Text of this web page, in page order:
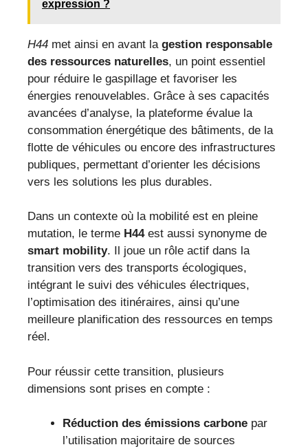
expression ?
H44 met ainsi en avant la gestion responsable
des ressources naturelles, un point essentiel
pour réduire le gaspillage et favoriser les
énergies renouvelables. Grâce à ses capacités
avancées d’analyse, la plateforme évalue la
consommation énergétique des bâtiments, de la
flotte de véhicules ou encore des infrastructures
publiques, permettant d’orienter les décisions
vers les solutions les plus durables.
Dans un contexte où la mobilité est en pleine
mutation, le terme H44est aussi synonyme de
smart mobility. Il joue un rôle actif dans la
transition vers des transports écologiques,
intégrant le suivi des véhicules électriques,
l’optimisation des itinéraires, ainsi qu’une
meilleure planification des ressources en temps
réel.
Pour réussir cette transition, plusieurs
dimensions sont prises en compte :
Réduction des émissions carbone par
l’utilisation majoritaire de sources